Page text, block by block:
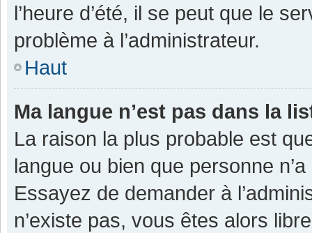
l’heure d’été, il se peut que le
problème à l’administrateur.
Haut
Ma langue n’est pas dans la
La raison la plus probable est
langue ou bien que personne
Essayez de demander à
n’existe pas, vous êtes alors